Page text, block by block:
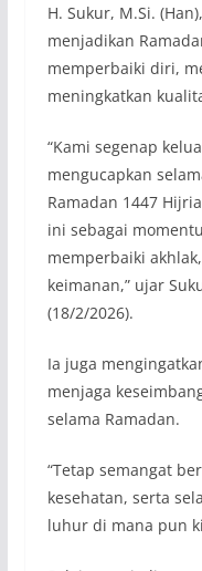
H. Sukur, M.Si.
menjadikan
memperbaiki diri,
meningkatkan
“Kami segenap
mengucapkan
Ramadan 1447
ini sebagai
memperbaiki
keimanan,” ujar
(18/2/2026).
Ia juga
menjaga
selama Ramadan.
“Tetap semangat
kesehatan, serta
luhur di mana pun